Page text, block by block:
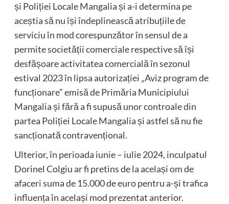
și Poliției Locale Mangalia și a-i determina pe
aceștia să nu își îndeplinească atribuțiile de
serviciu în mod corespunzător în sensul de a
permite societății comerciale respective să își
desfășoare activitatea comercială în sezonul
estival 2023 în lipsa autorizației „Aviz program de
funcționare” emisă de Primăria Municipiului
Mangalia și fără a fi supusă unor controale din
partea Poliției Locale Mangalia și astfel să nu fie
sancționată contravențional.
Ulterior, în perioada iunie – iulie 2024, inculpatul
Dorinel Colgiu ar fi pretins de la același om de
afaceri suma de 15.000 de euro pentru a-și trafica
influența în același mod prezentat anterior.